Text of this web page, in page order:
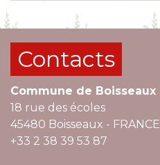
Contacts
Commune de Boisseaux
18 rue des écoles
45480 Boisseaux - FRANCE
+33 2 38 39 53 87